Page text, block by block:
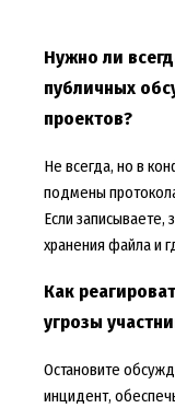
Нужно ли
публичных
проектов?
Не всегда, но в
подмены
Если записываете,
хранения файла и
Как
угрозы
Остановите
инцидент,